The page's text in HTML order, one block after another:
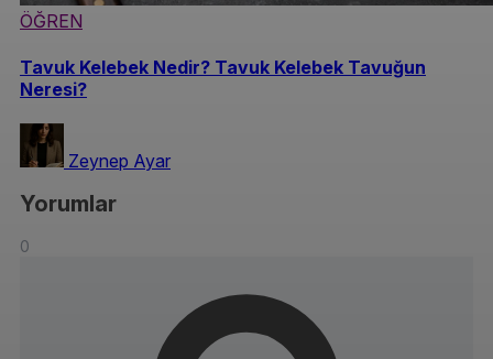
ÖĞREN
Tavuk Kelebek Nedir? Tavuk Kelebek Tavuğun
Neresi?
Zeynep Ayar
Yorumlar
0